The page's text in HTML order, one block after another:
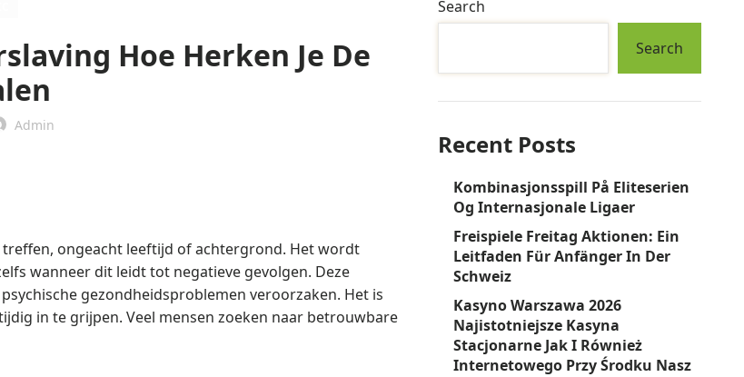
Hoe Herken Je De
Admin
treffen, ongeacht leeftijd of achtergrond. Het wordt
wanneer dit leidt tot negatieve gevolgen. Deze
gezondheidsproblemen veroorzaken. Het is
in te grijpen. Veel mensen zoeken naar betrouwbare
Search
Search
Recent Posts
Kombinasjonsspill På Eliteserien
Og Internasjonale Ligaer
Freispiele Freitag Aktionen: Ein
Leitfaden Für Anfänger In Der
Schweiz
Kasyno Warszawa 2026
Najistotniejsze Kasyna
Stacjonarne Jak I Również
Internetowego Przy Środku Nasz